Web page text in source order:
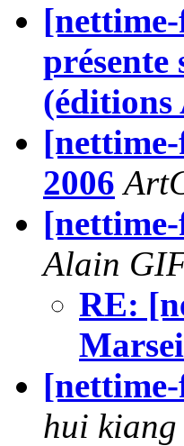
présente
(éditions
2006
Alain
RE:
hui kiang